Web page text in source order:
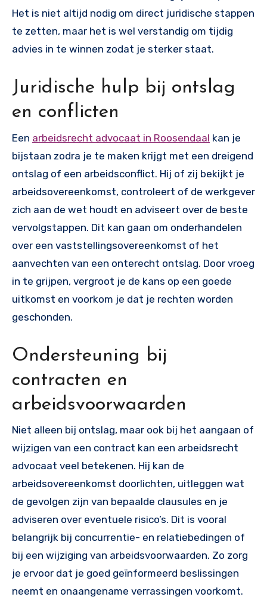
Het is niet altijd nodig om direct juridische stappen
te zetten, maar het is wel verstandig om tijdig
advies in te winnen zodat je sterker staat.
Juridische hulp bij ontslag
en conflicten
Een arbeidsrecht advocaat in Roosendaal kan je
bijstaan zodra je te maken krijgt met een dreigend
ontslag of een arbeidsconflict. Hij of zij bekijkt je
arbeidsovereenkomst, controleert of de werkgever
zich aan de wet houdt en adviseert over de beste
vervolgstappen. Dit kan gaan om onderhandelen
over een vaststellingsovereenkomst of het
aanvechten van een onterecht ontslag. Door vroeg
in te grijpen, vergroot je de kans op een goede
uitkomst en voorkom je dat je rechten worden
geschonden.
Ondersteuning bij
contracten en
arbeidsvoorwaarden
Niet alleen bij ontslag, maar ook bij het aangaan of
wijzigen van een contract kan een arbeidsrecht
advocaat veel betekenen. Hij kan de
arbeidsovereenkomst doorlichten, uitleggen wat
de gevolgen zijn van bepaalde clausules en je
adviseren over eventuele risico’s. Dit is vooral
belangrijk bij concurrentie- en relatiebedingen of
bij een wijziging van arbeidsvoorwaarden. Zo zorg
je ervoor dat je goed geïnformeerd beslissingen
neemt en onaangename verrassingen voorkomt.